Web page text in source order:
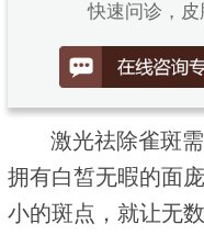
快速问诊，
激光祛除雀斑
拥有白皙无暇的面
小的斑点，就让无